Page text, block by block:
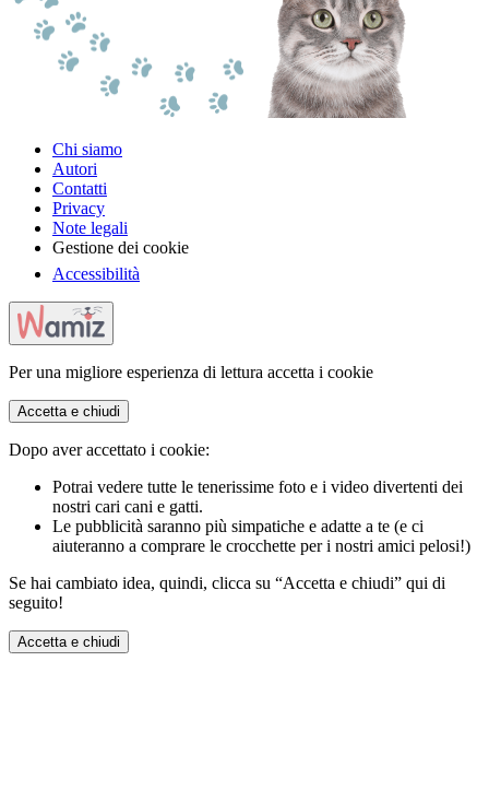
Chi siamo
Autori
Contatti
Privacy
Note legali
Gestione dei cookie
Accessibilità
Per una migliore esperienza di lettura accetta i cookie
Accetta e chiudi
Dopo aver accettato i cookie:
Potrai vedere tutte le tenerissime foto e i video divertenti dei
nostri cari cani e gatti.
Le pubblicità saranno più simpatiche e adatte a te (e ci
aiuteranno a comprare le crocchette per i nostri amici pelosi!)
Se hai cambiato idea, quindi, clicca su “Accetta e chiudi” qui di
seguito!
Accetta e chiudi